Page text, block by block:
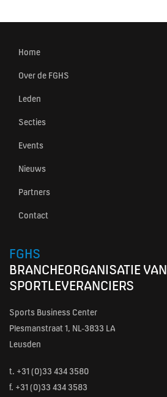
Home
Over de FGHS
Leden
Secties
Events
Nieuws
Partners
Contact
FGHS
BRANCHEORGANISATIE VAN
SPORTLEVERANCIERS
Sports Business Center
Plesmanstraat 1, NL-3833 LA
Leusden
t. +31 (0)33 434 3580
f. +31 (0)33 434 3583